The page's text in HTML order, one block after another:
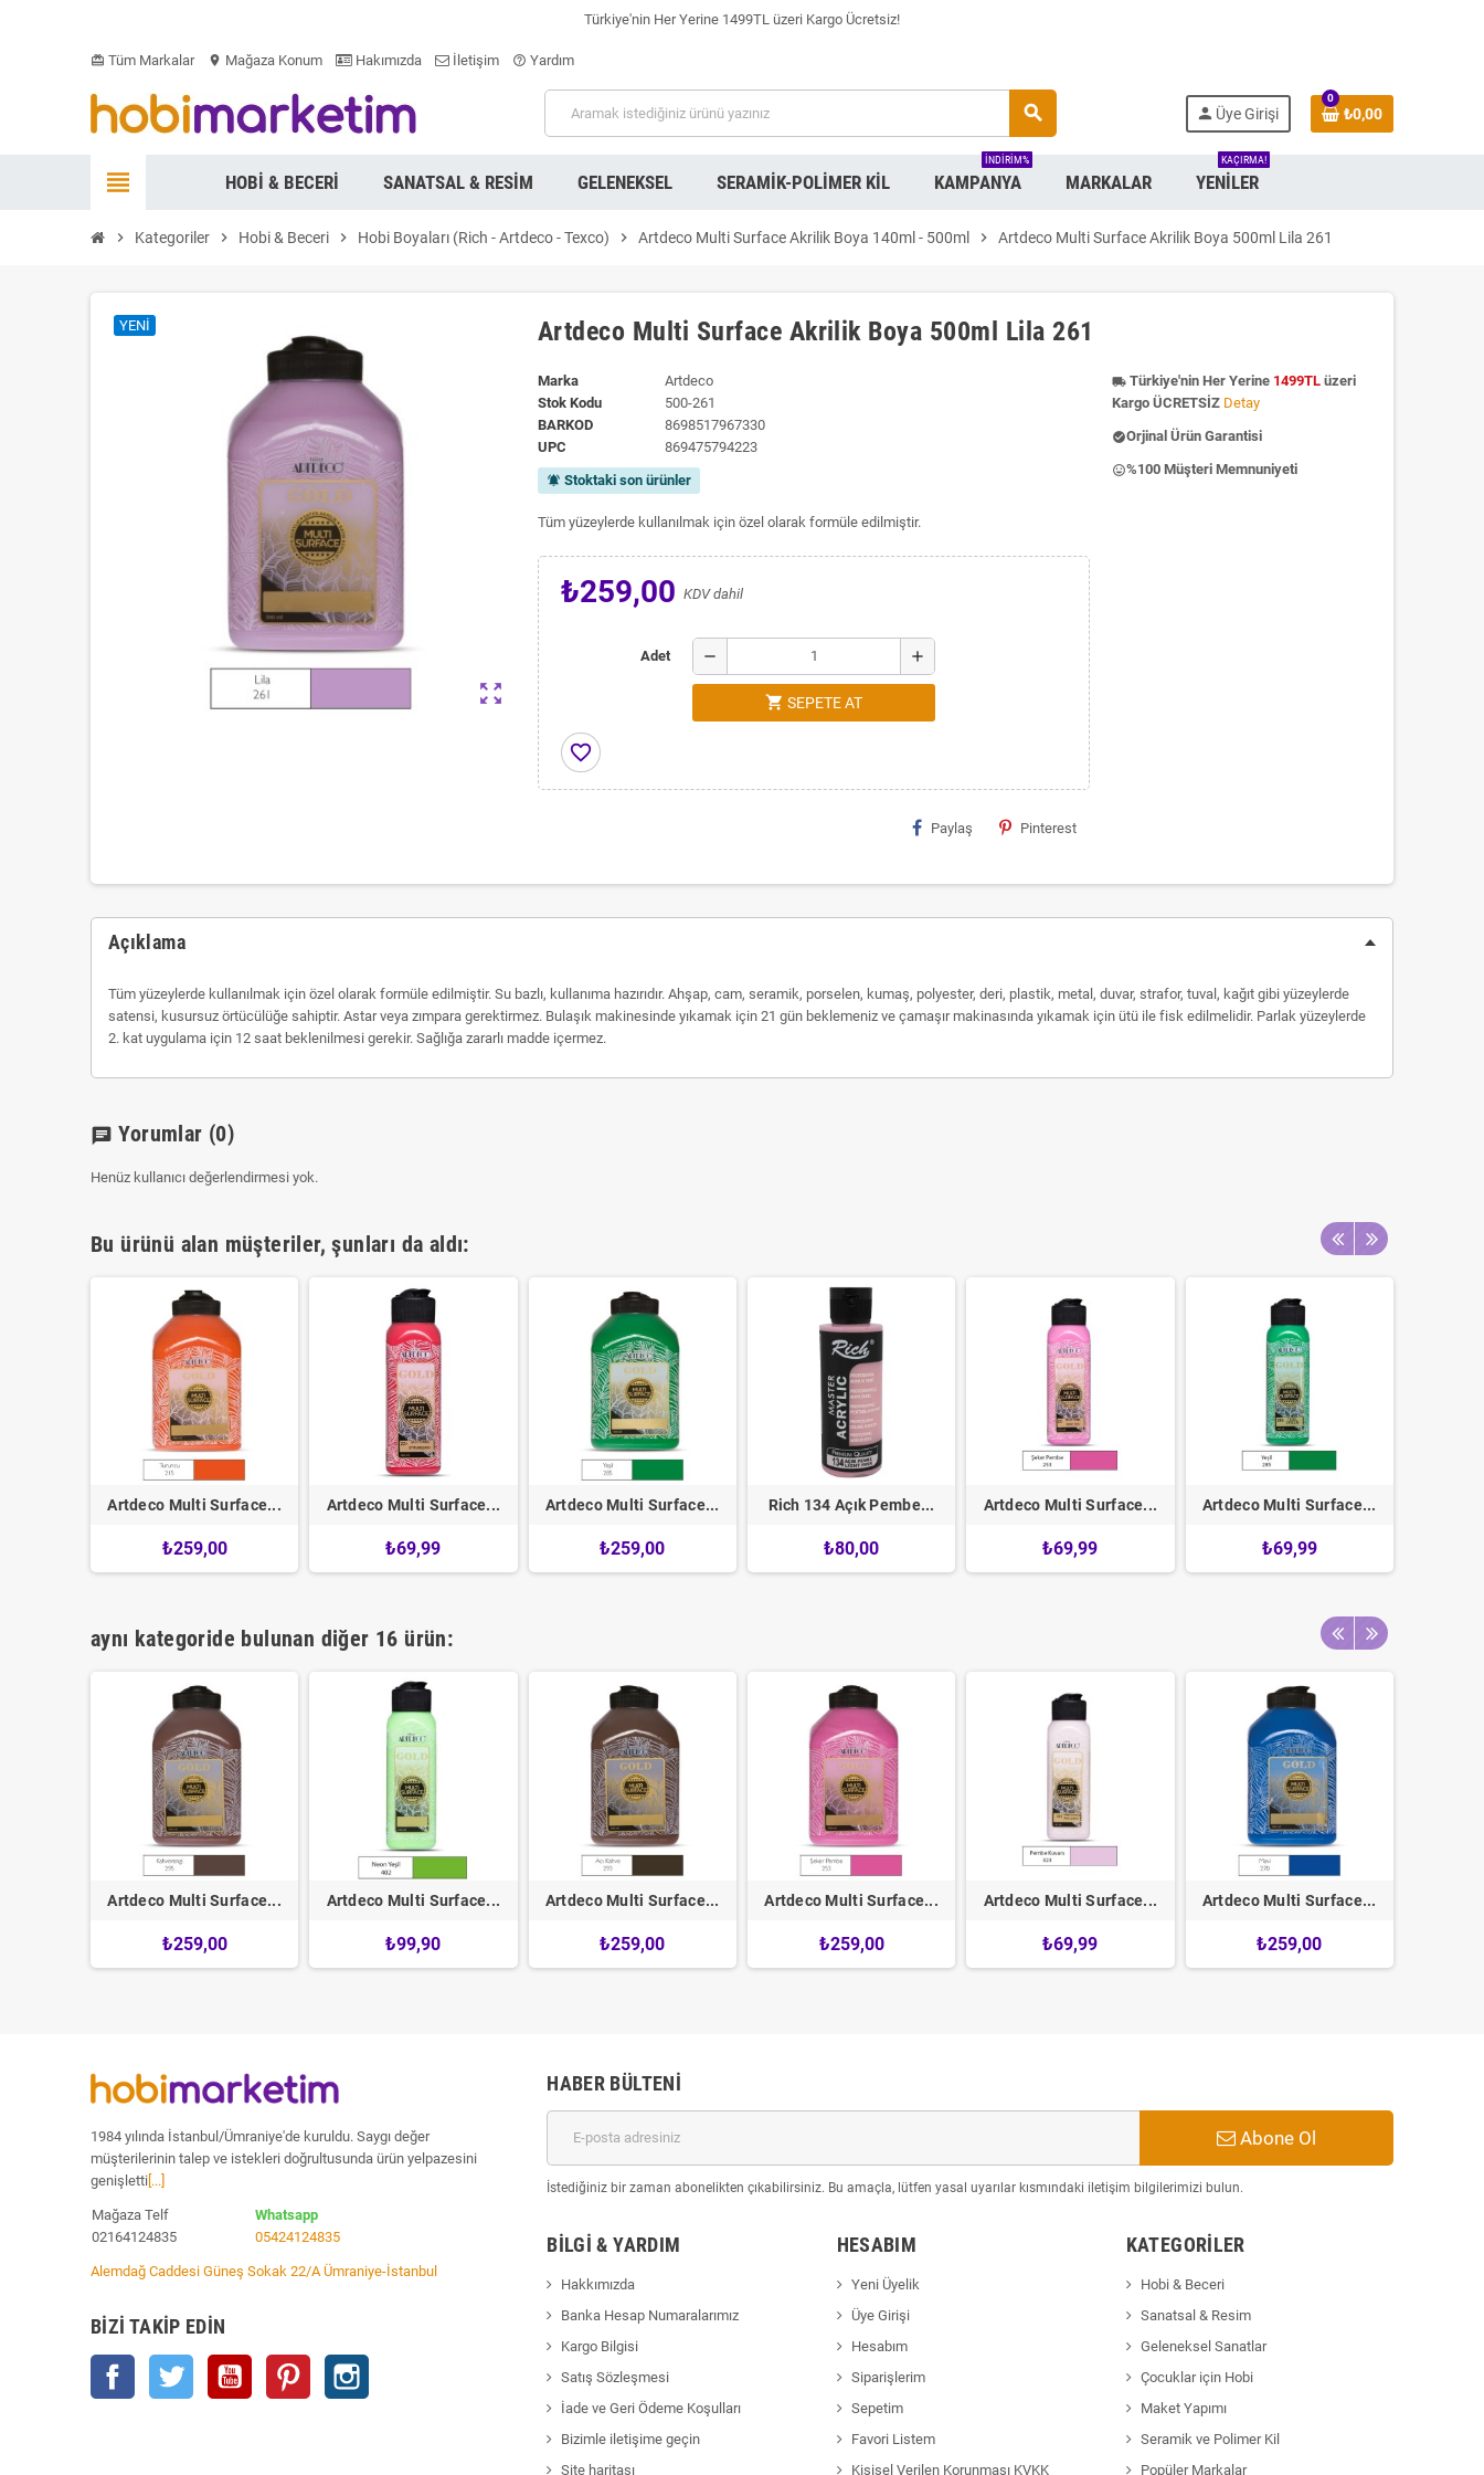
Türkiye'nin Her Yerine 1499TL üzeri Kargo Ücretsiz!
card_giftcard Tüm Markalar location_on Mağaza Konum Hakımızda İletişim help_outline Yardım
search person Üye Girişi
0
₺0,00
view_headline HOBI & BECERI SANATSAL & RESIM GELENEKSEL SERAMIK-POLIMER KIL KAMPANYA
INDIRIM%
MARKALAR YENILER
KAÇIRMA!
chevron_right Kategoriler chevron_right Hobi & Beceri chevron_right Hobi Boyaları (Rich - Artdeco - Texco) chevron_right Artdeco Multi Surface Akrilik Boya 140ml - 500ml chevron_right Artdeco Multi Surface Akrilik Boya 500ml Lila 261
zoom_out_map
YENI Artdeco Multi Surface Akrilik Boya 500ml Lila 261
Marka
Artdeco
Stok Kodu
500-261
BARKOD
8698517967330
UPC
869475794223
notifications_active Stoktaki son ürünler
Tüm yüzeylerde kullanılmak için özel olarak formüle edilmiştir.
₺259,00 KDV dahil
Adet remove add
shopping_cart SEPETE AT
favorite_border
Paylaş Pinterest
local_shipping Türkiye'nin Her Yerine 1499TLüzeri
Kargo ÜCRETSİZ Detay
check_circleOrjinal Ürün Garantisi
insert_emoticon%100 Müşteri Memnuniyeti
Açıklama
Tüm yüzeylerde kullanılmak için özel olarak formüle edilmiştir. Su bazlı, kullanıma hazırıdır. Ahşap, cam, seramik, porselen, kumaş, polyester, deri, plastik, metal, duvar, strafor, tuval, kağıt gibi yüzeylerde
satensi, kusursuz örtücülüğe sahiptir. Astar veya zımpara gerektirmez. Bulaşık makinesinde yıkamak için 21 gün beklemeniz ve çamaşır makinasında yıkamak için ütü ile fisk edilmelidir. Parlak yüzeylerde
2. kat uygulama için 12 saat beklenilmesi gerekir. Sağlığa zararlı madde içermez.
chat Yorumlar (0)
Henüz kullanıcı değerlendirmesi yok.
Bu ürünü alan müşteriler, şunları da aldı:
Artdeco Multi Surface...
₺259,00
Artdeco Multi Surface...
₺69,99
Artdeco Multi Surface...
₺259,00
Rich 134 Açık Pembe...
₺80,00
Artdeco Multi Surface...
₺69,99
Artdeco Multi Surface...
₺69,99
aynı kategoride bulunan diğer 16 ürün:
Artdeco Multi Surface...
₺259,00
Artdeco Multi Surface...
₺99,90
Artdeco Multi Surface...
₺259,00
Artdeco Multi Surface...
₺259,00
Artdeco Multi Surface...
₺69,99
Artdeco Multi Surface...
₺259,00
1984 yılında İstanbul/Ümraniye'de kuruldu. Saygı değer
müşterilerinin talep ve istekleri doğrultusunda ürün yelpazesini
genişletti [...]
Mağaza Telf
02164124835
Whatsapp
05424124835
Alemdağ Caddesi Güneş Sokak 22/A Ümraniye-İstanbul
BIZI TAKIP EDIN
Facebook Twitter YouTube Pinterest
HABER BÜLTENI
Abone Ol
İstediğiniz bir zaman abonelikten çıkabilirsiniz. Bu amaçla, lütfen yasal uyarılar kısmındaki iletişim bilgilerimizi bulun.
BILGI & YARDIM
Hakkımızda
Banka Hesap Numaralarımız
Kargo Bilgisi
Satış Sözleşmesi
İade ve Geri Ödeme Koşulları
Bizimle iletişime geçin
Site haritası
HESABIM
Yeni Üyelik
Üye Girişi
Hesabım
Siparişlerim
Sepetim
Favori Listem
Kişisel Verilen Korunması KVKK
KATEGORILER
Hobi & Beceri
Sanatsal & Resim
Geleneksel Sanatlar
Çocuklar için Hobi
Maket Yapımı
Seramik ve Polimer Kil
Popüler Markalar